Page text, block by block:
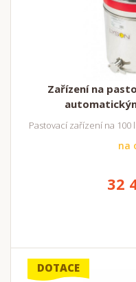
Zařízení na
Pastovací zařízení na
na
32
DOTACE